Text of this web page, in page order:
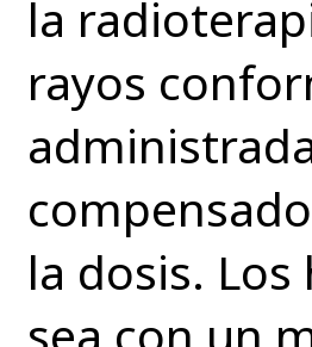
la
rayos
la dosis.
sea con un